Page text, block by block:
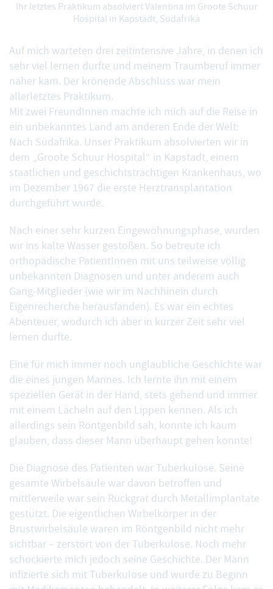
Ihr letztes Praktikum absolviert Valentina im Groote Schuur
Hospital in Kapstadt, Südafrika
Auf mich warteten drei zeitintensive Jahre, in denen ich
sehr viel lernen durfte und meinem Traumberuf immer
näher kam. Der krönende Abschluss war mein
allerletztes Praktikum.
Mit zwei FreundInnen machte ich mich auf die Reise in
ein unbekanntes Land am anderen Ende der Welt:
Nach Südafrika. Unser Praktikum absolvierten wir in
dem „Groote Schuur Hospital“ in Kapstadt, einem
staatlichen und geschichtsträchtigen Krankenhaus, wo
im Dezember 1967 die erste Herztransplantation
durchgeführt wurde.
Nach einer sehr kurzen Eingewöhnungsphase, wurden
wir ins kalte Wasser gestoßen. So betreute ich
orthopädische PatientInnen mit uns teilweise völlig
unbekannten Diagnosen und unter anderem auch
Gang-Mitglieder (wie wir im Nachhinein durch
Eigenrecherche herausfanden). Es war ein echtes
Abenteuer, wodurch ich aber in kurzer Zeit sehr viel
lernen durfte.
Eine für mich immer noch unglaubliche Geschichte war
die eines jungen Mannes. Ich lernte ihn mit einem
speziellen Gerät in der Hand, stets gehend und immer
mit einem Lächeln auf den Lippen kennen. Als ich
allerdings sein Röntgenbild sah, konnte ich kaum
glauben, dass dieser Mann überhaupt gehen konnte!
Die Diagnose des Patienten war Tuberkulose. Seine
gesamte Wirbelsäule war davon betroffen und
mittlerweile war sein Rückgrat durch Metallimplantate
gestützt. Die eigentlichen Wirbelkörper in der
Brustwirbelsäule waren im Röntgenbild nicht mehr
sichtbar – zerstört von der Tuberkulose. Noch mehr
schockierte mich jedoch seine Geschichte. Der Mann
infizierte sich mit Tuberkulose und wurde zu Beginn